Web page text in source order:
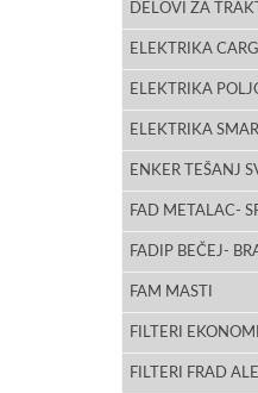
DELOVI ZA
ELEKTRIKA
ELEKTRIKA
ELEKTRIKA
ENKER TEŠANJ
FAD METALAC-
FADIP BEČEJ-
FAM MASTI
FILTERI
FILTERI FRAD